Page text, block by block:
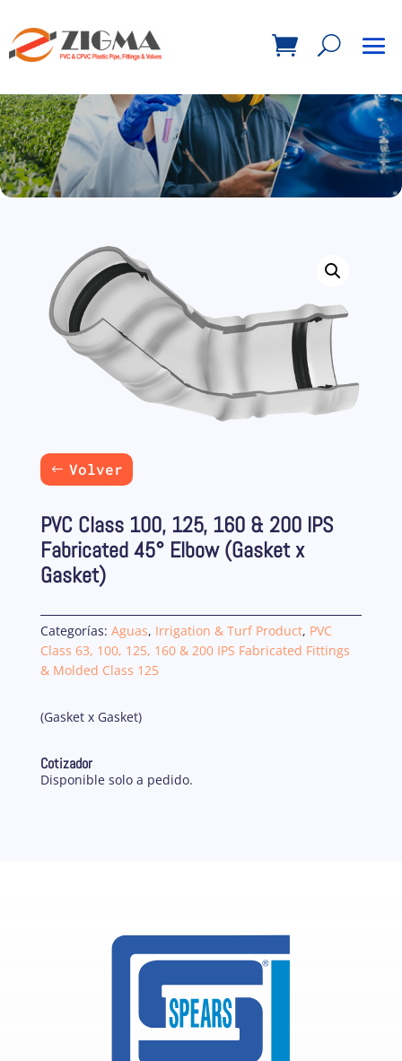
Volver
PVC Class 100, 125, 160 & 200 IPS
Fabricated 45° Elbow (Gasket x
Gasket)
Categorías: Aguas, Irrigation & Turf Product, PVC
Class 63, 100, 125, 160 & 200 IPS Fabricated Fittings
& Molded Class 125
(Gasket x Gasket)
Cotizador
Disponible solo a pedido.